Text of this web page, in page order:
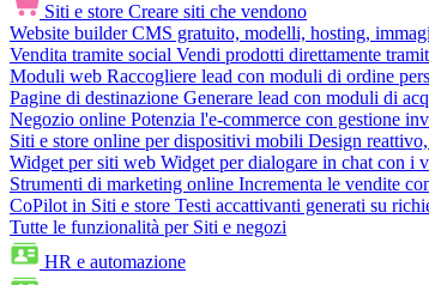
Siti e store Creare siti che vendono
Website builder CMS gratuito, modelli, hosting,
Vendita tramite social Vendi prodotti direttamente
Moduli web Raccogliere lead con moduli di ordine
Pagine di destinazione Generare lead con moduli di
Negozio online Potenzia l'e-commerce con gestione
Siti e store online per dispositivi mobili Design
Widget per siti web Widget per dialogare in chat con i
Strumenti di marketing online Incrementa le vendite
CoPilot in Siti e store Testi accattivanti generati su
Tutte le funzionalità per Siti e negozi
HR e automazione